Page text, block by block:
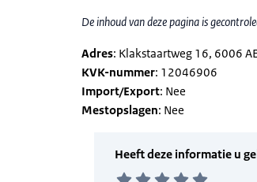
De inhoud van deze pagina is
Adres: Klakstaartweg 16, 6006
KVK-nummer: 12046906
Import/Export: Nee
Mestopslagen: Nee